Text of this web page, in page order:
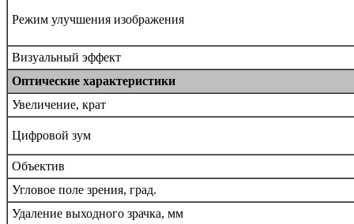
Режим улучшения изображения
Визуальный эффект
Оптические характеристики
Увеличение, крат
Цифровой зум
Объектив
Угловое поле зрения, град.
Удаление выходного зрачка, мм